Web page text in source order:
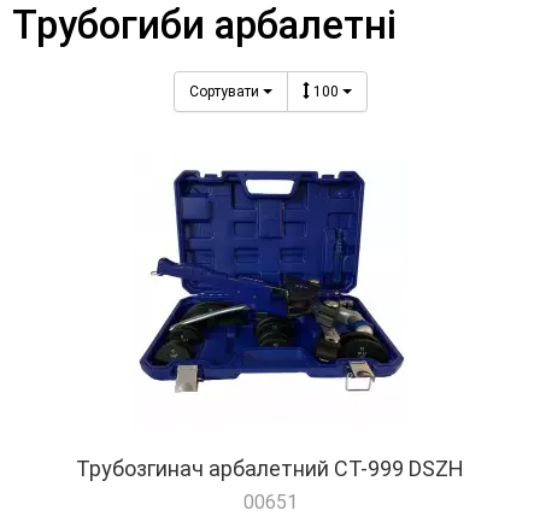
Трубогиби арбалетні
Сортувати 100
Трубозгинач арбалетний СТ-999 DSZH
00651